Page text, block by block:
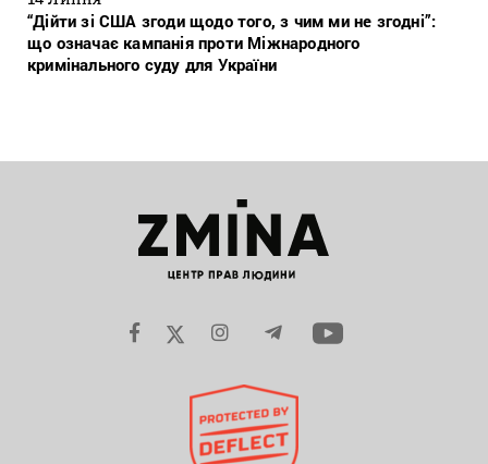
“Дійти зі США згоди щодо того, з чим ми не згодні”:
що означає кампанія проти Міжнародного
кримінального суду для України